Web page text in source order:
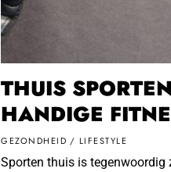
THUIS
HANDIGE
GEZONDHEID / LIFESTYLE
Sporten thuis is tegenwoordig